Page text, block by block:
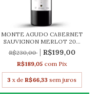
MONTE AGUDO CABERNET
SAUVIGNON MERLOT 20...
R$230,00
R$199,00
R$189,05 com Pix
3 x de R$66,33 sem juros